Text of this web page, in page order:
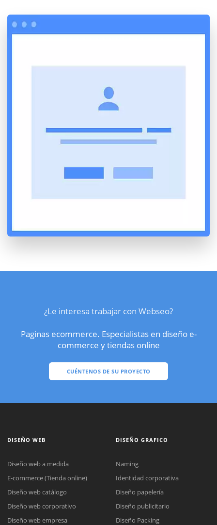
¿Le interesa trabajar con Webseo?
Paginas ecommerce. Especialistas en diseño e-
commerce y tiendas online
CUÉNTENOS DE SU PROYECTO
DISEÑO WEB
Diseño web a medida
E-commerce (Tienda online)
Diseño web catálogo
Diseño web corporativo
Diseño web empresa
DISEÑO GRAFICO
Naming
Identidad corporativa
Diseño papelería
Diseño publicitario
Diseño Packing